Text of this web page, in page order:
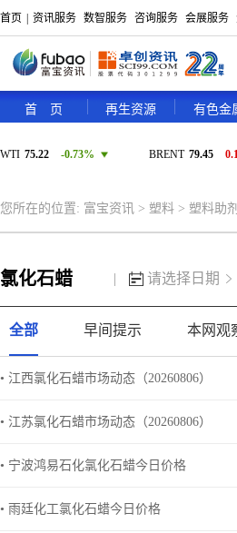
首页 资讯服务 数智服务 咨询服务 会展服务
首 页 再生资源 有色金
WTI 75.22 -0.73% BRENT 79.45
您所在的位置: 富宝资讯 > 塑料 > 塑料助剂
氯化石蜡 | 请选择日期
全部 早间提示 本网观
• 江西氯化石蜡市场动态（20260806）
• 江苏氯化石蜡市场动态（20260806）
• 宁波鸿易石化氯化石蜡今日价格
• 雨廷化工氯化石蜡今日价格